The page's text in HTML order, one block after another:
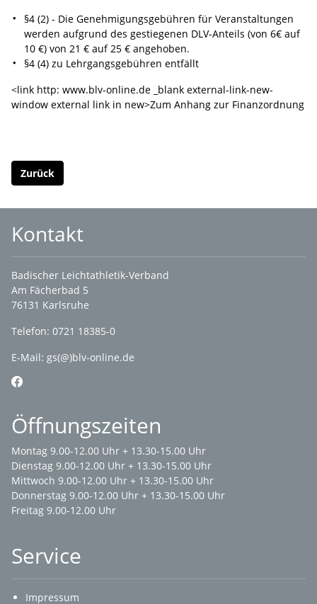
§4 (2) - Die Genehmigungsgebühren für Veranstaltungen
werden aufgrund des gestiegenen DLV-Anteils (von 6€ auf
10 €) von 21 € auf 25 € angehoben.
§4 (4) zu Lehrgangsgebühren entfällt
<link http: www.blv-online.de _blank external-link-new-
window external link in new>Zum Anhang zur Finanzordnung
Zurück
Kontakt
Badischer Leichtathletik-Verband
Am Fächerbad 5
76131 Karlsruhe
Telefon: 0721 18385-0
E-Mail: gs(@)blv-online.de
Öffnungszeiten
Montag 9.00-12.00 Uhr + 13.30-15.00 Uhr
Dienstag 9.00-12.00 Uhr + 13.30-15.00 Uhr
Mittwoch 9.00-12.00 Uhr + 13.30-15.00 Uhr
Donnerstag 9.00-12.00 Uhr + 13.30-15.00 Uhr
Freitag 9.00-12.00 Uhr
Service
Impressum